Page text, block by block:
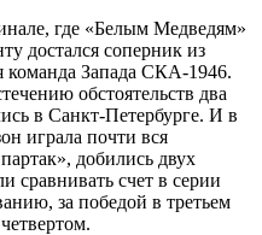
где «Белым Медведям»
достался соперник из
команда Запада СКА-1946.
обстоятельств два
в Санкт-Петербурге. И в
играла почти вся
добились двух
сравнивать счет в серии
за победой в третьем